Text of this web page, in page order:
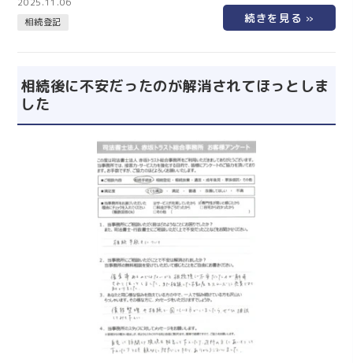
す。 無事手続きが完了しほっとしました。 ありがとうござ
いました。 仙台の相続手続きは仙台相続なんでも相談室にお
相続登記
相続後に不安だったのが解消されてほっとしま
した